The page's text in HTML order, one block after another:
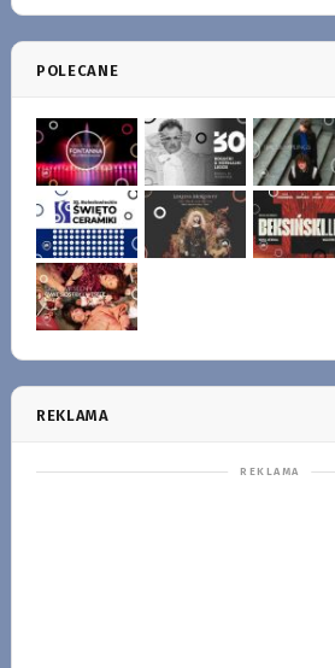
POLECANE
REKLAMA